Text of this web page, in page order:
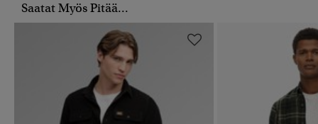
Saatat Myös Pitää...